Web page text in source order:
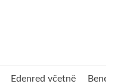
Edenred včetně
Benefit